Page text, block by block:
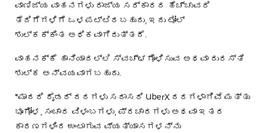
ವಾಣಿಜ್ಯ ವಾಹನಗಳು ರಾಜ್ಯ ಸರ್ಕಾರದ ಹೆಚ್ಚುವರಿ
ತೆರಿಗೆಗಳಿಗೆ ಒಳಪಟ್ಟಿರಬಹುದು, ಇದು ಟೋಲ್
ಶುಲ್ಕಕ್ಕಿಂತ ಅಧಿಕವಾಗಿರುತ್ತದೆ.
ವಾಹನಕ್ಕೆ ಹಾನಿಯಾದಲ್ಲಿ ಸ್ವಚ್ಛಗೊಳಿಸುವ ಅಥವಾ ದುರಸ್ತಿ
ಶುಲ್ಕ ಅನ್ವಯವಾಗಬಹುದು.
*ಮಾದರಿ ರೈಡರ್ ದರಗಳು ಸರಾಸರಿ UberX ದರಗಳಾಗಿವೆ ಮತ್ತು
ಭೂಗೋಳ, ಸಂಚಾರ ವಿಳಂಬಗಳು, ಪ್ರಚಾರಗಳು ಅಥವಾ ಇತರ
ಕಾರಣಗಳಿಂದ ಉಂಟಾಗುವ ವ್ಯತ್ಯಾಸಗಳನ್ನು